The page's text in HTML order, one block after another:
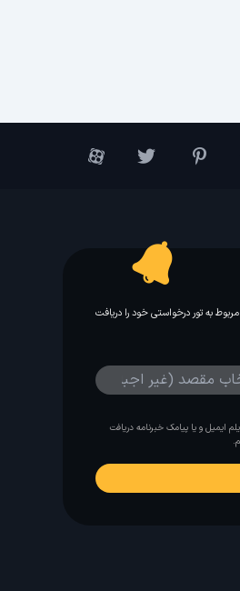
به تور درخواستی خود را دریافت
ایمیل و یا پیامک خبرنامه دریافت